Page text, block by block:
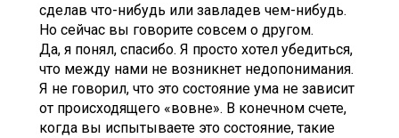
сделав что-нибудь или завладев чем-нибудь.
Но сейчас вы говорите совсем о другом.
Да, я понял, спасибо. Я просто хотел убедиться,
что между нами не возникнет недопонимания.
Я не говорил, что это состояние ума не зависит
от происходящего «вовне». В конечном счете,
когда вы испытываете это состояние, такие